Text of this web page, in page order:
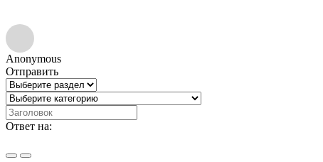
Anonymous
Отправить
Ответ на: